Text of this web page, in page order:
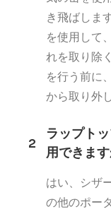
き飛ばしま
を使用して
れを取り除
を行う前に
から取り外
2
ラップト
用できま
はい、シザ
の他のポー